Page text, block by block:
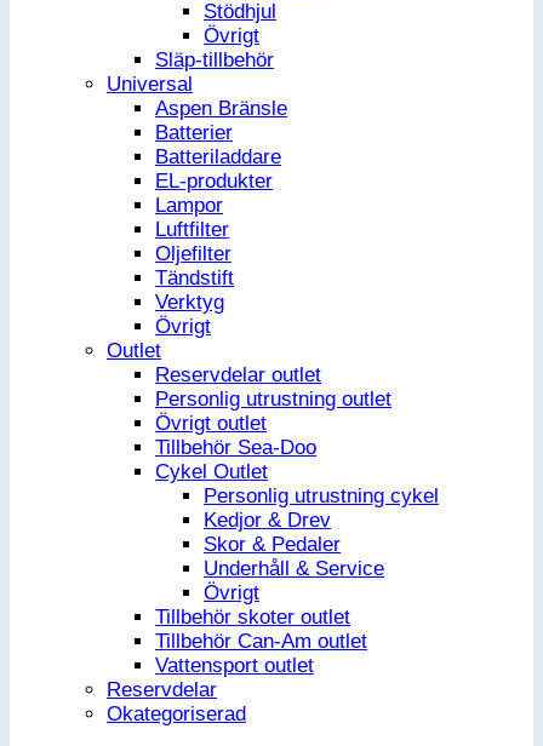
Stödhjul
Övrigt
Släp-tillbehör
Universal
Aspen Bränsle
Batterier
Batteriladdare
EL-produkter
Lampor
Luftfilter
Oljefilter
Tändstift
Verktyg
Övrigt
Outlet
Reservdelar outlet
Personlig utrustning outlet
Övrigt outlet
Tillbehör Sea-Doo
Cykel Outlet
Personlig utrustning cykel
Kedjor & Drev
Skor & Pedaler
Underhåll & Service
Övrigt
Tillbehör skoter outlet
Tillbehör Can-Am outlet
Vattensport outlet
Reservdelar
Okategoriserad